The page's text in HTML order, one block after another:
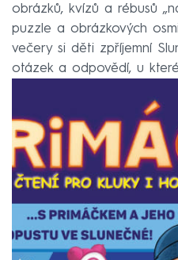
obrázků, kvízů a rébusů
puzzle a obrázkových
večery si děti zpříjemní
otázek a odpovědí, u